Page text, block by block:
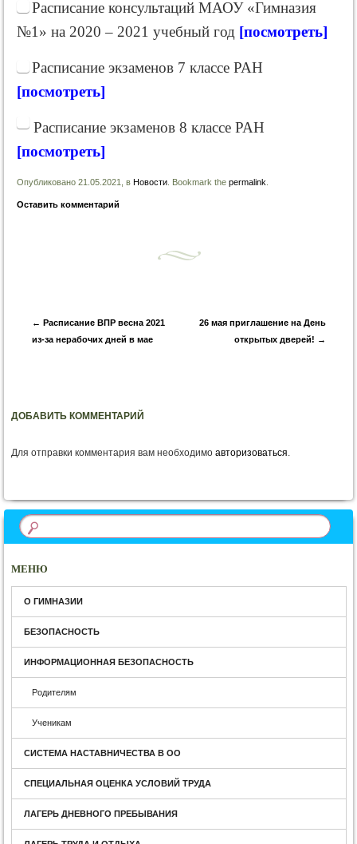
Расписание консультаций МАОУ «Гимназия
№1» на 2020 – 2021 учебный год [посмотреть]
Расписание экзаменов 7 классе РАН
[посмотреть]
Расписание экзаменов 8 классе РАН
[посмотреть]
Опубликовано 21.05.2021, в Новости . Bookmark thepermalink
Оставить комментарий
Запись навигация
← Расписание ВПР весна 2021
из-за нерабочих дней в мае
26 мая приглашение на День
открытых дверей! →
ДОБАВИТЬ КОММЕНТАРИЙ
Для отправки комментария вам необходимо авторизоваться.
МЕНЮ
О ГИМНАЗИИ
БЕЗОПАСНОСТЬ
ИНФОРМАЦИОННАЯ БЕЗОПАСНОСТЬ
Родителям
Ученикам
СИСТЕМА НАСТАВНИЧЕСТВА В ОО
СПЕЦИАЛЬНАЯ ОЦЕНКА УСЛОВИЙ ТРУДА
ЛАГЕРЬ ДНЕВНОГО ПРЕБЫВАНИЯ